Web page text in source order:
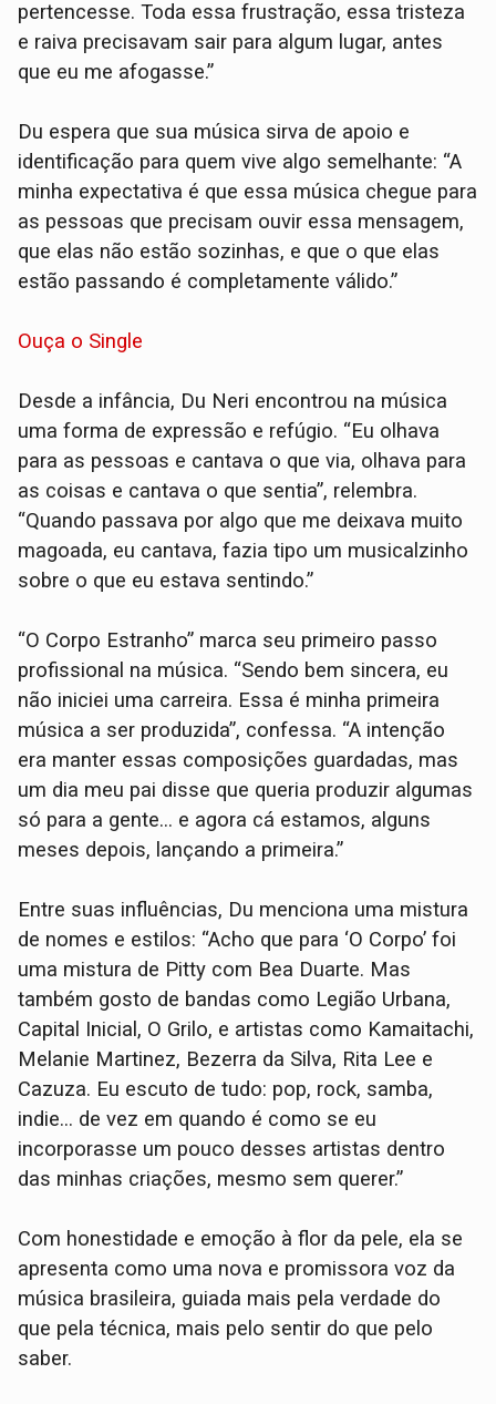
pertencesse. Toda essa frustração, essa tristeza
e raiva precisavam sair para algum lugar, antes
que eu me afogasse.”
Du espera que sua música sirva de apoio e
identificação para quem vive algo semelhante: “A
minha expectativa é que essa música chegue para
as pessoas que precisam ouvir essa mensagem,
que elas não estão sozinhas, e que o que elas
estão passando é completamente válido.”
Ouça o Single
Desde a infância, Du Neri encontrou na música
uma forma de expressão e refúgio. “Eu olhava
para as pessoas e cantava o que via, olhava para
as coisas e cantava o que sentia”, relembra.
“Quando passava por algo que me deixava muito
magoada, eu cantava, fazia tipo um musicalzinho
sobre o que eu estava sentindo.”
“O Corpo Estranho” marca seu primeiro passo
profissional na música. “Sendo bem sincera, eu
não iniciei uma carreira. Essa é minha primeira
música a ser produzida”, confessa. “A intenção
era manter essas composições guardadas, mas
um dia meu pai disse que queria produzir algumas
só para a gente... e agora cá estamos, alguns
meses depois, lançando a primeira.”
Entre suas influências, Du menciona uma mistura
de nomes e estilos: “Acho que para ‘O Corpo’ foi
uma mistura de Pitty com Bea Duarte. Mas
também gosto de bandas como Legião Urbana,
Capital Inicial, O Grilo, e artistas como Kamaitachi,
Melanie Martinez, Bezerra da Silva, Rita Lee e
Cazuza. Eu escuto de tudo: pop, rock, samba,
indie... de vez em quando é como se eu
incorporasse um pouco desses artistas dentro
das minhas criações, mesmo sem querer.”
Com honestidade e emoção à flor da pele, ela se
apresenta como uma nova e promissora voz da
música brasileira, guiada mais pela verdade do
que pela técnica, mais pelo sentir do que pelo
saber.